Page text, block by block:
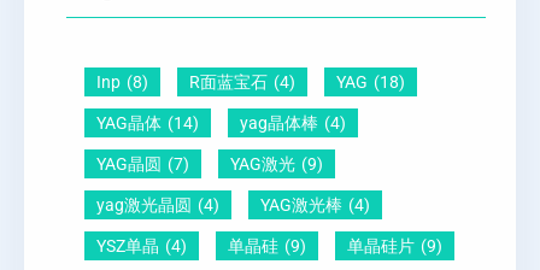
？
说
向
1
怎
么
-
压
电
晶
圆
Inp (8) R面蓝宝石 (4) YAG (18)
YAG晶体 (14) yag晶体棒 (4)
YAG晶圆 (7) YAG激光 (9)
yag激光晶圆 (4) YAG激光棒 (4)
YSZ单晶 (4) 单晶硅 (9) 单晶硅片 (9)